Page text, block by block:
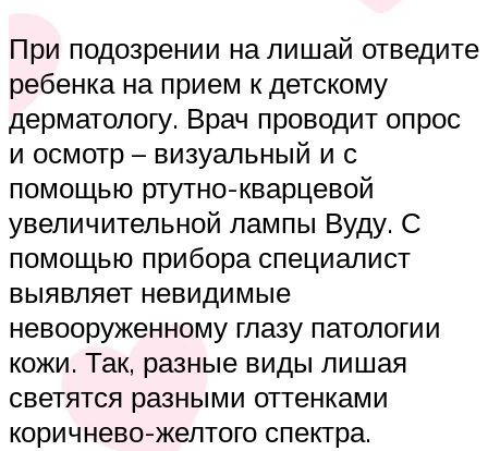
При подозрении на лишай отведите
ребенка на прием к детскому
дерматологу. Врач проводит опрос
и осмотр – визуальный и с
помощью ртутно-кварцевой
увеличительной лампы Вуду. С
помощью прибора специалист
выявляет невидимые
невооруженному глазу патологии
кожи. Так, разные виды лишая
светятся разными оттенками
коричнево-желтого спектра.